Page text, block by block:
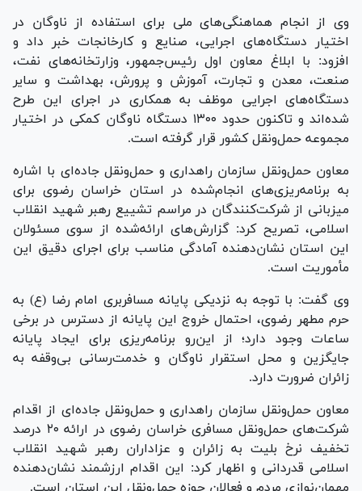
وی از انجام هماهنگی‌های ملی برای استفاده از ناوگان در
اختیار دستگاه‌های اجرایی، صنایع و کارخانجات خبر داد و
افزود: با ابلاغ معاون اول رئیس‌جمهور، وزارتخانه‌های نفت،
صنعت، معدن و تجارت، آموزش و پرورش، بهداشت و سایر
دستگاه‌های اجرایی موظف به همکاری در اجرای این طرح
شده‌اند و تاکنون حدود ۱۳۰۰ دستگاه ناوگان کمکی در اختیار
مجموعه حمل‌ونقل کشور قرار گرفته است.
معاون حمل‌ونقل سازمان راهداری و حمل‌ونقل جاده‌ای با اشاره
به برنامه‌ریزی‌های انجام‌شده در استان خراسان رضوی برای
میزبانی از شرکت‌کنندگان در مراسم تشییع رهبر شهید انقلاب
اسلامی، تصریح کرد: گزارش‌های ارائه‌شده از سوی مسئولان
این استان نشان‌دهنده آمادگی مناسب برای اجرای دقیق این
مأموریت است.
وی گفت: با توجه به نزدیکی پایانه مسافربری امام رضا (ع) به
حرم مطهر رضوی، احتمال خروج این پایانه از دسترس در برخی
ساعات وجود دارد؛ از این‌رو برنامه‌ریزی برای ایجاد پایانه
جایگزین و محل استقرار ناوگان و خدمت‌رسانی بی‌وقفه به
زائران ضرورت دارد.
معاون حمل‌ونقل سازمان راهداری و حمل‌ونقل جاده‌ای از اقدام
شرکت‌های حمل‌ونقل مسافری خراسان رضوی در ارائه ۲۰ درصد
تخفیف نرخ بلیت به زائران و عزاداران رهبر شهید انقلاب
اسلامی قدردانی و اظهار کرد: این اقدام ارزشمند نشان‌دهنده
مهمان‌نوازی مردم و فعالان حوزه حمل‌ونقل این استان است.